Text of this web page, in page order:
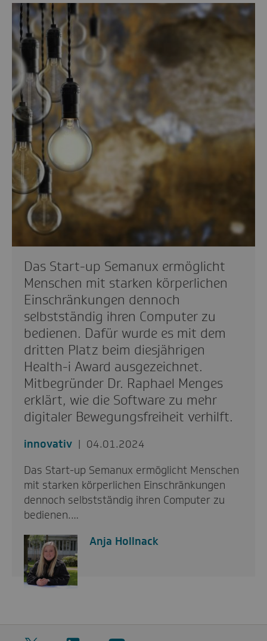
Das Start-up Semanux ermöglicht
Menschen mit starken körperlichen
Einschränkungen dennoch
selbstständig ihren Computer zu
bedienen. Dafür wurde es mit dem
dritten Platz beim diesjährigen
Health-i Award ausgezeichnet.
Mitbegründer Dr. Raphael Menges
erklärt, wie die Software zu mehr
digitaler Bewegungsfreiheit verhilft.
innovativ
04.01.2024
Das Start-up Semanux ermöglicht Menschen
mit starken körperlichen Einschränkungen
dennoch selbstständig ihren Computer zu
bedienen.…
Anja Hollnack
Twitter LinkedIn